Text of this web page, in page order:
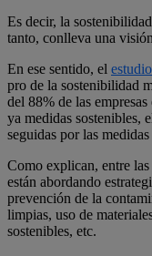
Es decir, la
tanto, conlleva una
En ese sentido, el
pro de la sostenibilidad
del 88% de las
ya medidas sostenibles,
seguidas por las
Como explican, entre las
están abordando
prevención de la
limpias, uso de
sostenibles, etc.